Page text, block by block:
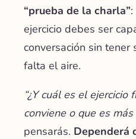
“prueba de la charla”
ejercicio debes ser
conversación sin tener
falta el aire.
“¿Y cuál es el ejercicio
conviene o que es
pensarás. Dependerá